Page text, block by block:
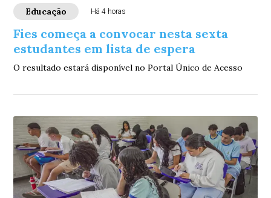
Educação Há 4 horas
Fies começa a convocar nesta sexta
estudantes em lista de espera
O resultado estará disponível no Portal Único de Acesso